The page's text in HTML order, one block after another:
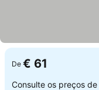
De € 61
Consulte os preços de